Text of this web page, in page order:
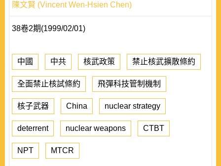
陳文賢 (Vincent Wen-Hsien Chen)
38卷2期(1999/02/01)
中國 中共 核武政策 禁止核武擴散條約
全面禁止核試條約 飛彈科技管制機制
核子武器 China nuclear strategy
deterrent nuclear weapons CTBT
NPT MTCR